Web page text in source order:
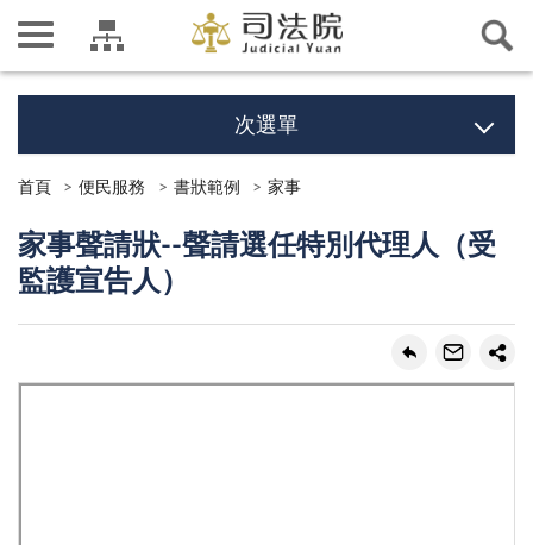
次選單
首頁 便民服務 書狀範例 家事
家事聲請狀--聲請選任特別代理人（受
監護宣告人）